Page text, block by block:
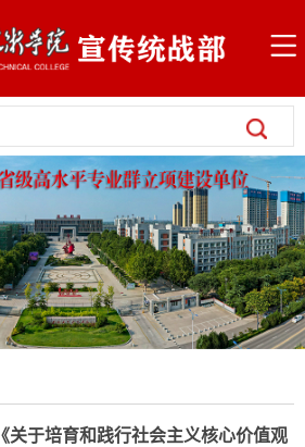
关于培育和践行社会主义核心价值观